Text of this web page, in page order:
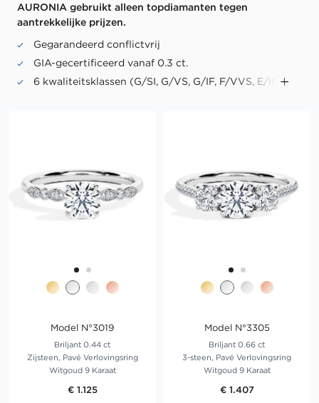
AURONIA gebruikt alleen topdiamanten tegen
aantrekkelijke prijzen.
Gegarandeerd conflictvrij
GIA-gecertificeerd vanaf 0.3 ct.
6 kwaliteitsklassen (G/SI, G/VS, G/IF, F/VVS, E/IF,
Model N°3019
Briljant 0.44 ct
Zijsteen, Pavé Verlovingsring
Witgoud 9 Karaat
€ 1.125
Model N°3305
Briljant 0.66 ct
3-steen, Pavé Verlovingsring
Witgoud 9 Karaat
€ 1.407